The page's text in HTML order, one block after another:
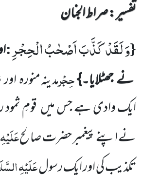
تفسیر : ‎صراط الجنان
{وَ لَقَدْ كَذَّبَ اَصْحٰبُ الْحِجْرِ:
نے جھٹلایا۔}حِجْرمدینہ منورہ
ایک وادیہے جس میںقومِ
نے اپنے پیغمبر حضرت صالح
تکذیب کی اور ایک رسولعَلَیْہِ